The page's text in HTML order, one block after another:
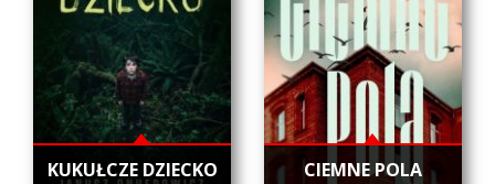
KUKUŁCZE DZIECKO CIEMNE POLA